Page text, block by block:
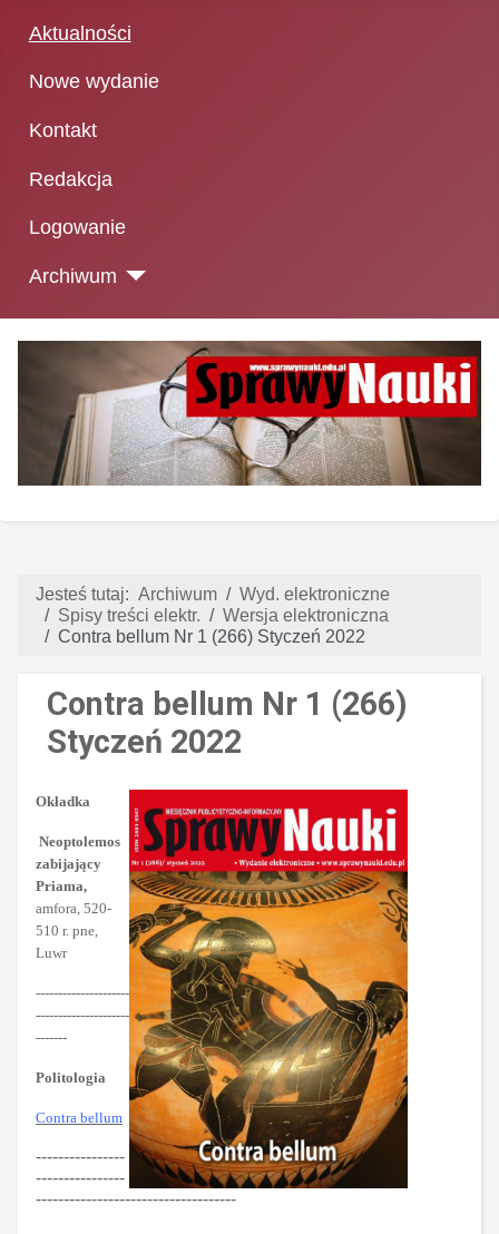
Aktualności
Nowe wydanie
Kontakt
Redakcja
Logowanie
Archiwum
Jesteś tutaj: Archiwum
Wyd. elektroniczne
Spisy treści elektr.
Wersja elektroniczna
Contra bellum Nr 1 (266) Styczeń 2022
Contra bellum Nr 1 (266)
Styczeń 2022
Okładka
Neoptolemos
zabijający
Priama,
amfora, 520-
510 r. pne,
Luwr
---------------------
---------------------
-------
Politologia
Contra bellum
----------------
----------------
------------------------------------